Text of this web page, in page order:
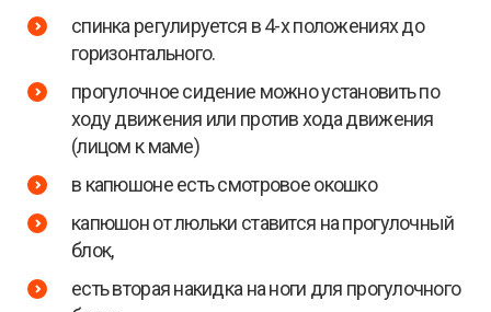
спинка регулируется в 4-х положениях до
горизонтального.
прогулочное сидение можно установить по
ходу движения или против хода движения
(лицом к маме)
в капюшоне есть смотровое окошко
капюшон от люльки ставится на прогулочный
блок,
есть вторая накидка на ноги для прогулочного